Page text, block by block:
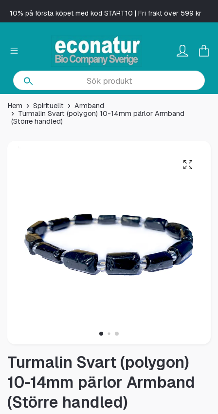
10% på första köpet med kod START10 | Fri frakt över 599 kr
Hem Spirituellt
Armband
Turmalin Svart (polygon) 10-14mm pärlor Armband
(Större handled)
Turmalin Svart (polygon)
10-14mm pärlor Armband
(Större handled)